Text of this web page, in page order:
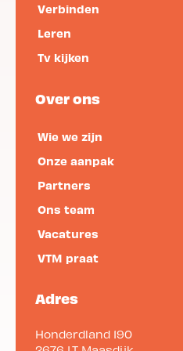
Klantportaal
Verbinden
Leren
Tv kijken
Over ons
Wie we zijn
Onze aanpak
Partners
Ons team
Vacatures
VTM praat
Adres
Honderdland 190